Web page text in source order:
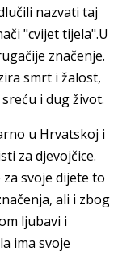
nazvati taj
"cvijet tijela".U
značenje.
smrt i žalost,
i dug život.
u Hrvatskoj i
za djevojčice.
svoje dijete to
ali i zbog
ljubavi i
ima svoje